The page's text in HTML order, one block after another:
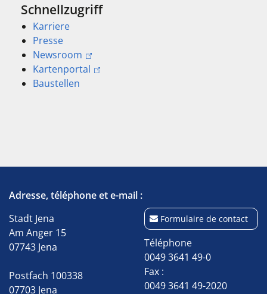
Schnellzugriff
Karriere
Presse
Newsroom
Kartenportal
Baustellen
Adresse, téléphone et e-mail :
Stadt Jena
Am Anger 15
07743 Jena
Postfach 100338
07703 Jena
Formulaire de contact
Téléphone
0049 3641 49-0
Fax :
0049 3641 49-2020